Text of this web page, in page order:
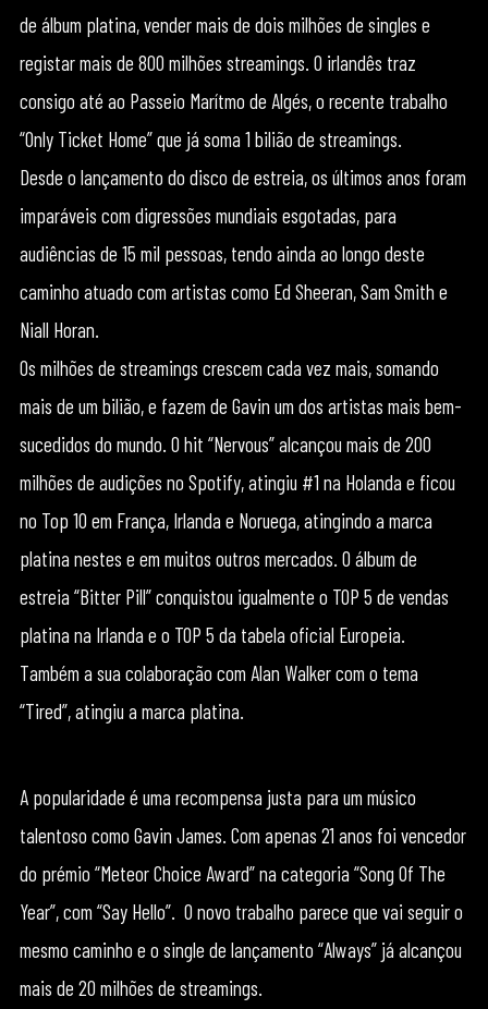
de álbum platina, vender mais de dois milhões de singles e
registar mais de 800 milhões streamings. O irlandês traz
consigo até ao Passeio Marítmo de Algés, o recente trabalho
“Only Ticket Home” que já soma 1 bilião de streamings.
Desde o lançamento do disco de estreia, os últimos anos foram
imparáveis com digressões mundiais esgotadas, para
audiências de 15 mil pessoas, tendo ainda ao longo deste
caminho atuado com artistas como Ed Sheeran, Sam Smith e
Niall Horan.
Os milhões de streamings crescem cada vez mais, somando
mais de um bilião, e fazem de Gavin um dos artistas mais bem-
sucedidos do mundo. O hit “Nervous” alcançou mais de 200
milhões de audições no Spotify, atingiu #1 na Holanda e ficou
no Top 10 em França, Irlanda e Noruega, atingindo a marca
platina nestes e em muitos outros mercados. O álbum de
estreia “Bitter Pill” conquistou igualmente o TOP 5 de vendas
platina na Irlanda e o TOP 5 da tabela oficial Europeia.
Também a sua colaboração com Alan Walker com o tema
“Tired”, atingiu a marca platina.
A popularidade é uma recompensa justa para um músico
talentoso como Gavin James. Com apenas 21 anos foi vencedor
do prémio “Meteor Choice Award” na categoria “Song Of The
Year”, com “Say Hello”. O novo trabalho parece que vai seguir o
mesmo caminho e o single de lançamento “Always” já alcançou
mais de 20 milhões de streamings.